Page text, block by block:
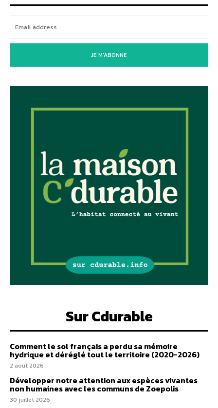
JE M'ABONNE
Sur Cdurable
Comment le sol français a perdu sa mémoire
hydrique et déréglé tout le territoire (2020-2026)
2 août 2026
Développer notre attention aux espèces vivantes
non humaines avec les communs de Zoepolis
30 juillet 2026